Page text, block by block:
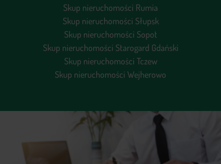
Skup nieruchomości Rumia
Skup nieruchomości Słupsk
Skup nieruchomości Sopot
Skup nieruchomości Starogard Gdański
Skup nieruchomości Tczew
Skup nieruchomości Wejherowo